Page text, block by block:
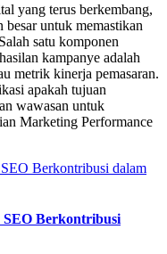
yang terus berkembang,
besar untuk memastikan
satu komponen
kampanye adalah
metrik kinerja pemasaran.
apakah tujuan
wawasan untuk
Marketing Performance
SEO Berkontribusi